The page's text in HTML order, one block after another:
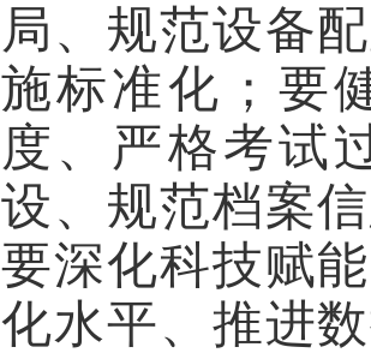
局、规范设备
施标准化；要
度、严格考试
设、规范档案
要深化科技赋
化水平、推进